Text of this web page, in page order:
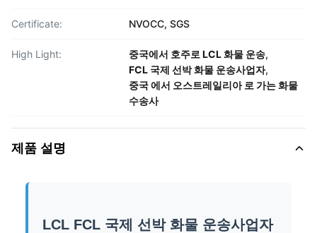
Certificate: NVOCC, SGS
High Light: 중국에서 호주로 LCL 화물 운송,
FCL 국제 선박 화물 운송사업자,
중국 에서 오스트레일리아 로 가는 화물
수송사
제품 설명
LCL FCL 국제 선박 화물 운송사업자